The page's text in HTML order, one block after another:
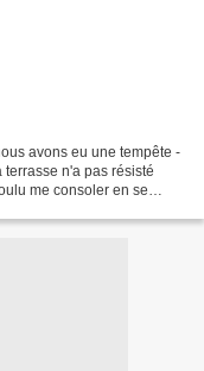
avons eu une tempête -
n'a pas résisté
me consoler en se